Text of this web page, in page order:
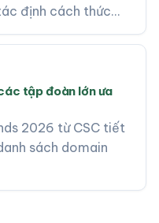
định cách thức…
tập đoàn lớn ưa
2026 từ CSC tiết
sách domain